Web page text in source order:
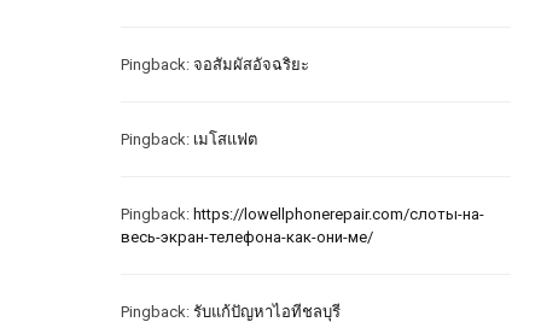
Pingback: จอสัมผัสอัจฉริยะ
Pingback: เมโสแฟต
Pingback: https://lowellphonerepair.com/слоты-на-
весь-экран-телефона-как-они-ме/
Pingback: รับแก้ปัญหาไอทีชลบุรี